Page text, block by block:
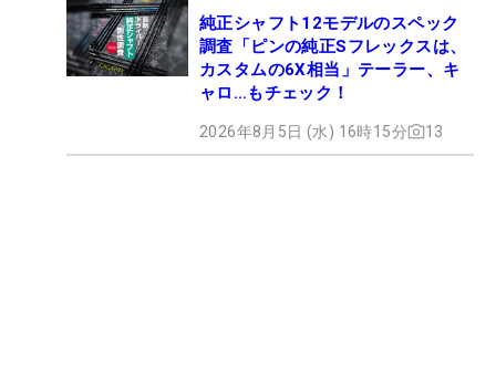
純正シャフト12モデルのスペック
調査「ピンの純正Sフレックスは、
カスタムの6X相当」テーラー、キ
ャロ…もチェック！
2026年8月5日 (水) 16時15分 13